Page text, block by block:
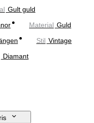
Gult guld
Material Guld
Stil Vintage
Diamant